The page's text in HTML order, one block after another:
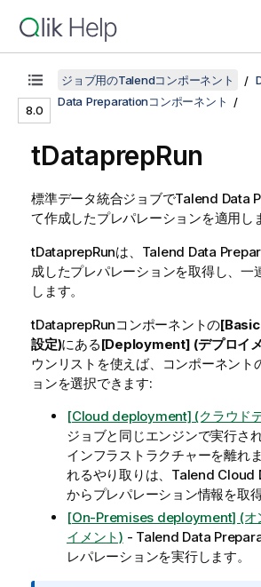
8.0
ジョブ用のTalendコンポーネント
Data Preparationコンポーネント
tDataprepRun
標準データ統合ジョブでTalend Data
て作成したプレパレーションを適用し
tDataprepRunは、 Talend Data
成したプレパレーションを取得し、一
します。
tDataprepRunコンポーネントの
設定)にある[Deployment] (デプロイ
ウンリストを使えば、コンポーネント
ョンを選択できます:
[Cloud deployment] (クラウド
ジョブと同じエンジンで実行さ
インフラストラクチャーを離れ
れるやり取りは、 Talend Cloud
からプレパレーション情報を取
[On-Premises deployment] (オ
イメント) - Talend Data
レパレーションを実行します。